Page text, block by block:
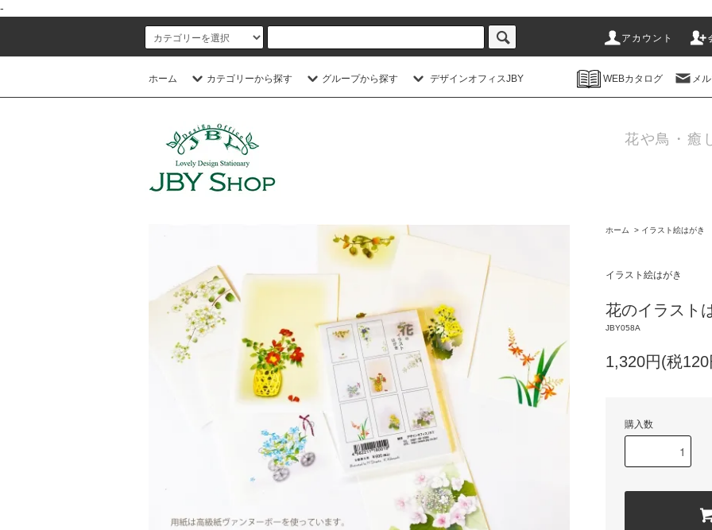
-
アカウント
ホーム カテゴリーから探す グループから探す デザインオフィスJBY WEBカタログ メ
花や鳥・癒
ホーム > イラスト絵はがき
イラスト絵はがき
花のイラスト
JBY058A
1,320円(税
購入数